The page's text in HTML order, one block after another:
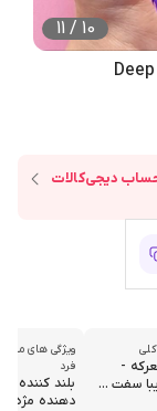
10
/
11
-
سفت ...
ویژگی های
فرد
بلند کننده
دهنده مژه